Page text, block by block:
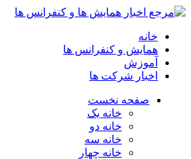
و کنفرانس ها
شرکت ها
صفحه نخست
خانه یک
خانه دو
خانه سه
خانه چهار